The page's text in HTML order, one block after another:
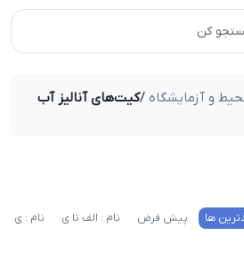
و آزمایشگاه /کیت‌های آنالیز آب
ها پیش فرض نام : الف تا ی نام : ی